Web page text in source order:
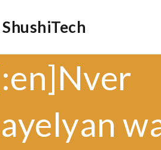
ShushiTech